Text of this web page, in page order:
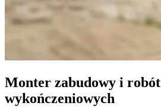
Monter zabudowy i robót
wykończeniowych